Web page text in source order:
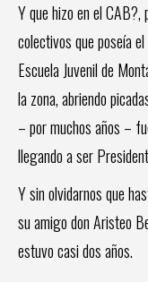
Y que hizo en el CAB?,
colectivos que poseía
Escuela Juvenil de
la zona, abriendo
– por muchos años –
llegando a ser
Y sin olvidarnos que
su amigo don Aristeo
estuvo casi dos años.